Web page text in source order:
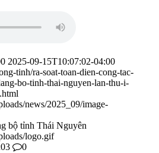
2025-09-15T10:07:02-04:00
tinh/ra-soat-toan-dien-cong-tac-
bo-tinh-thai-nguyen-lan-thu-i-
news/2025_09/image-
bộ tỉnh Thái Nguyên
logo.gif
0